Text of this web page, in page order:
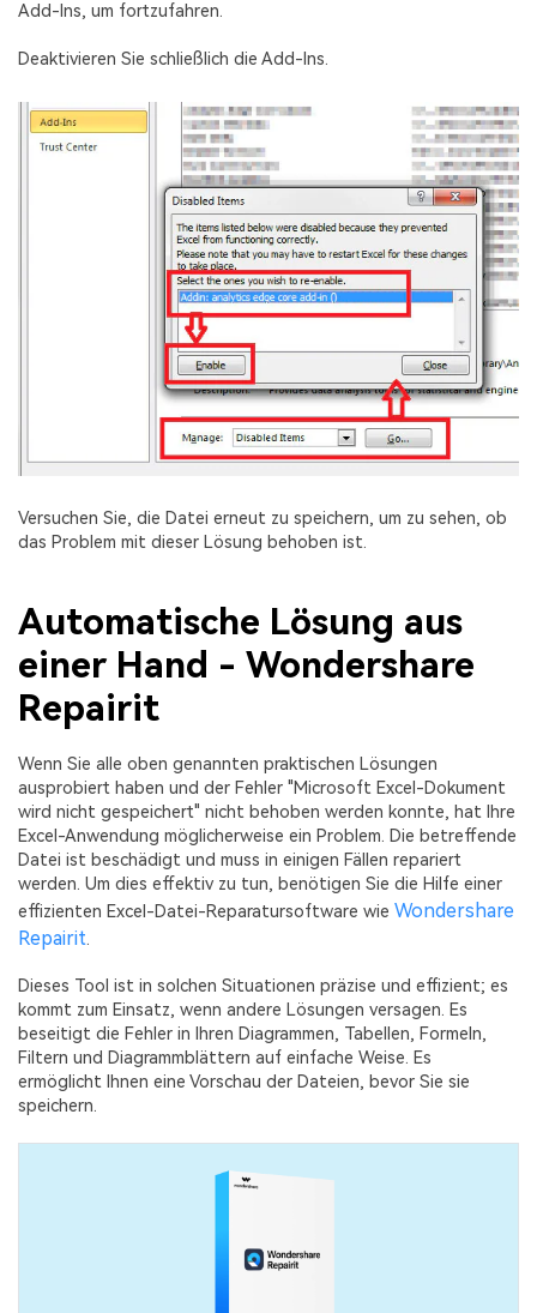
Add-Ins, um fortzufahren.
Deaktivieren Sie schließlich die Add-Ins.
Versuchen Sie, die Datei erneut zu speichern, um zu sehen, ob
das Problem mit dieser Lösung behoben ist.
Automatische Lösung aus
einer Hand - Wondershare
Repairit
Wenn Sie alle oben genannten praktischen Lösungen
ausprobiert haben und der Fehler "Microsoft Excel-Dokument
wird nicht gespeichert" nicht behoben werden konnte, hat Ihre
Excel-Anwendung möglicherweise ein Problem. Die betreffende
Datei ist beschädigt und muss in einigen Fällen repariert
werden. Um dies effektiv zu tun, benötigen Sie die Hilfe einer
effizienten Excel-Datei-Reparatursoftware wie Wondershare
Repairit.
Dieses Tool ist in solchen Situationen präzise und effizient; es
kommt zum Einsatz, wenn andere Lösungen versagen. Es
beseitigt die Fehler in Ihren Diagrammen, Tabellen, Formeln,
Filtern und Diagrammblättern auf einfache Weise. Es
ermöglicht Ihnen eine Vorschau der Dateien, bevor Sie sie
speichern.